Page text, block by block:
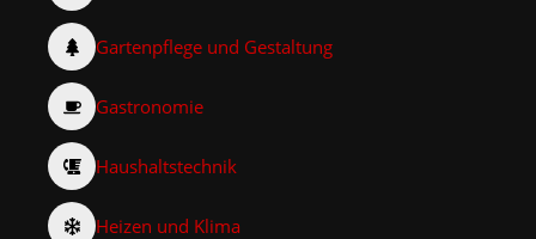
Gartenpflege und Gestaltung
Gastronomie
Haushaltstechnik
Heizen und Klima